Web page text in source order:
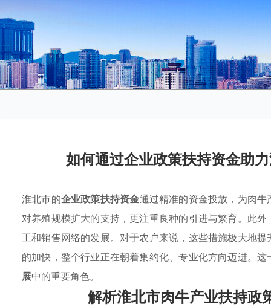
如何通过企业政策扶持资金助
淮北市的企业政策扶持资金通过精准的资金投放，为肉
对养殖规模扩大的支持，更注重良种的引进与繁育。此
工和销售网络的发展。对于农户来说，这些措施极大地
的加快，整个行业正在朝着集约化、专业化方向迈进。
展中的重要角色。
解析淮北市肉牛产业扶持政